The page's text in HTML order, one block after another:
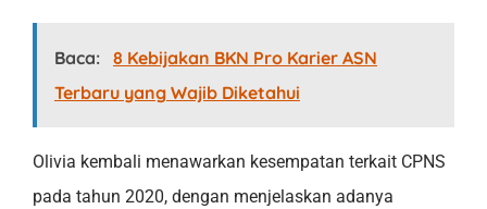
Baca: 8 Kebijakan BKN Pro Karier ASN
Terbaru yang Wajib Diketahui
Olivia kembali menawarkan kesempatan terkait CPNS
pada tahun 2020, dengan menjelaskan adanya